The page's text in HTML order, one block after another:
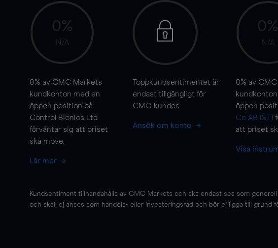
0%
N/A
0% av CMC Markets
kundkonton med en
öppen position på
Control Bionics Ltd
förväntar sig att priset
ska move.
Lär mer
Toppkundsentimentet är
endast tillgängligt för
CMC-kunder.
Ansök om konto
0%
N/A
0% av
öppen
Co AB (ST)
att priset
Visa
Kundsentiment tillhandahålls av CMC Markets och ska endast ses som
och skall ej anses som handels- eller investeringsråd och bör ej ligga till grund